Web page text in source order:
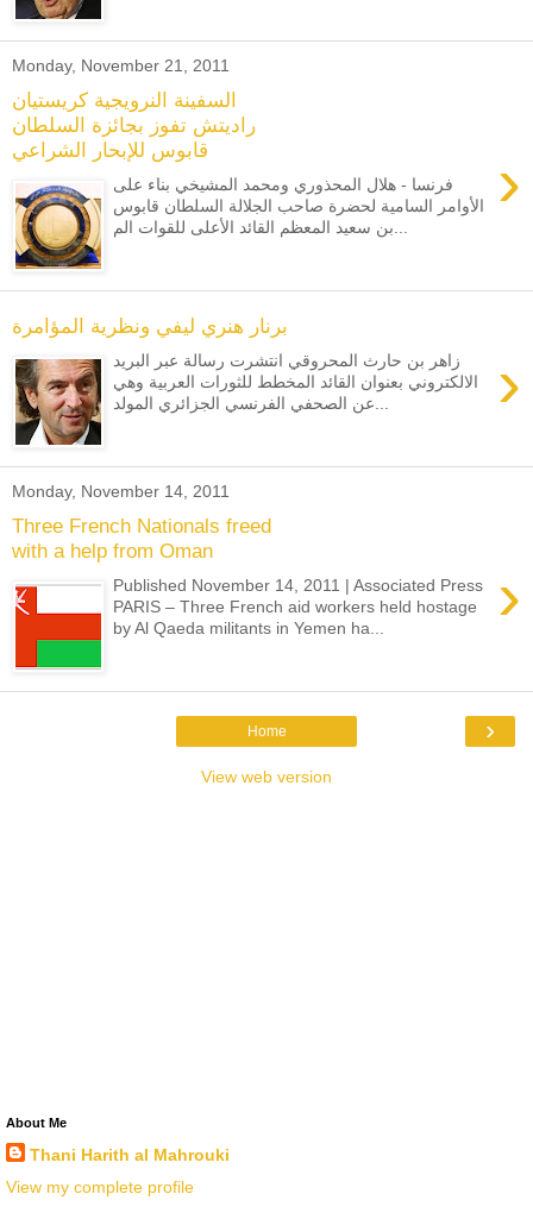
Monday, November 21, 2011
السفينة النرويجية كريستيان
راديتش تفوز بجائزة السلطان
قابوس للإبحار الشراعي
›
فرنسا - هلال المحذوري ومحمد المشيخي بناء على
الأوامر السامية لحضرة صاحب الجلالة السلطان قابوس
برنار هنري ليفي ونظرية المؤامرة
›
زاهر بن حارث المحروقي انتشرت رسالة عبر البريد
الالكتروني بعنوان القائد المخطط للثورات العربية وهي
Monday, November 14, 2011
Three French Nationals freed
with a help from Oman
›
Published November 14, 2011 | Associated Press
PARIS – Three French aid workers held hostage
by Al Qaeda militants in Yemen ha...
›
Home
View web version
About Me
Thani Harith al Mahrouki
View my complete profile